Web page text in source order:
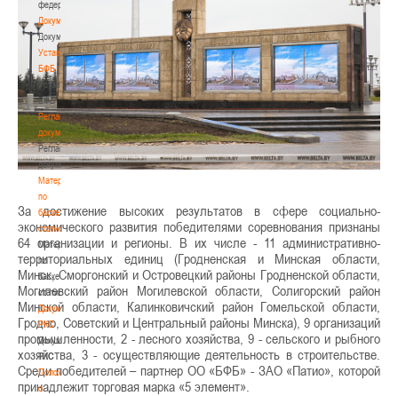
федерации
Документы
Документы
Устав
БФБ
Устав
БФБ
Регламентирующие
документы
Регламентирующие
документы
Материалы
по
баскетбольной
статистике
Материалы
по
баскетбольной
статистике
Документы
РКС
Документы
РКС
Положение
о
За достижение высоких результатов в сфере социально-
экономического развития победителями соревнования признаны
64 организации и регионы. В их числе - 11 административно-
территориальных единиц (Гродненская и Минская области,
Минск, Сморгонский и Островецкий районы Гродненской области,
Могилевский район Могилевской области, Солигорский район
Минской области, Калинковичский район Гомельской области,
Гродно, Советский и Центральный районы Минска), 9 организаций
промышленности, 2 - лесного хозяйства, 9 - сельского и рыбного
хозяйства, 3 - осуществляющие деятельность в строительстве.
Среди победителей – партнер ОО «БФБ» - ЗАО «Патио», которой
принадлежит торговая марка «5 элемент».